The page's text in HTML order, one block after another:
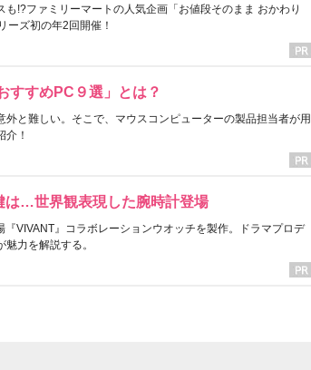
も!?ファミリーマートの人気企画「お値段そのまま おかわり
ーズ初の年2回開催！
すすめPC９選」とは？
外と難しい。そこで、マウスコンピューターの製品担当者が用
介！
は…世界観表現した腕時計登場
『VIVANT』コラボレーションウオッチを製作。ドラマプロデ
力を解説する。